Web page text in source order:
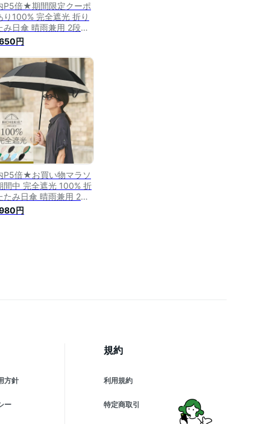
P5倍★期間限定クーポ
り100% 完全遮光 折り
み日傘 晴雨兼用 2段タ
50cm バイカラー シャ
レー 全3色 レディース
畳み日傘 折りたたみ傘
兼用傘 1級遮光 遮光
遮熱 涼感 uvカット 遮
傘 裏地 内側 黒 ビシェ
円
P5倍★お買い物マラソ
間中 完全遮光 100% 折
たみ日傘 晴雨兼用 2段
プ 50cm バイカラー 全
ディース 折りたたみ
円
方針
ー
規約
利用規約
特定商取引